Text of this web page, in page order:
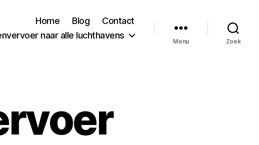
Home Blog
Contact
naar alle luchthavens
Menu Zoek